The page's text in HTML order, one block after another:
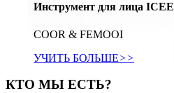
Инструмент для лица ICEE
COOR & FEMOOI
УЧИТЬ БОЛЬШЕ>>
КТО МЫ ЕСТЬ?